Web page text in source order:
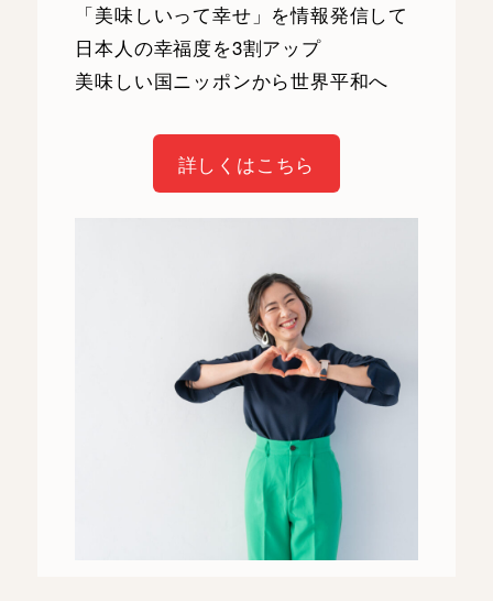
「美味しいって幸せ」を情報発信して
日本人の幸福度を3割アップ
美味しい国ニッポンから世界平和へ
詳しくはこちら